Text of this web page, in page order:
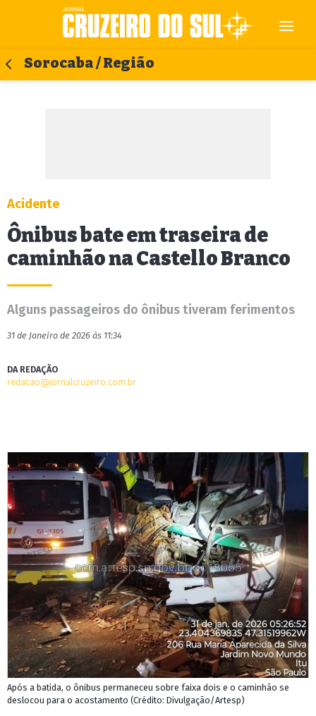
Sorocaba / Região
Acidente
Ônibus bate em traseira de
caminhão na Castello Branco
Alguns passageiros do ônibus tiveram ferimentos
31 de Janeiro de 2026 às 11:34
DA REDAÇÃO
redacao@jornalcruzeiro.com.br
Após a batida, o ônibus permaneceu sobre faixa dois e o caminhão se
deslocou para o acostamento (Crédito: Divulgação/Artesp)